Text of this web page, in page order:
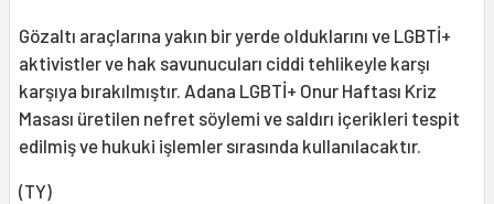
Gözaltı araçlarına yakın bir yerde olduklarını ve LGBTİ+
aktivistler ve hak savunucuları ciddi tehlikeyle karşı
karşıya bırakılmıştır. Adana LGBTİ+ Onur Haftası Kriz
Masası üretilen nefret söylemi ve saldırı içerikleri tespit
edilmiş ve hukuki işlemler sırasında kullanılacaktır.
(TY)